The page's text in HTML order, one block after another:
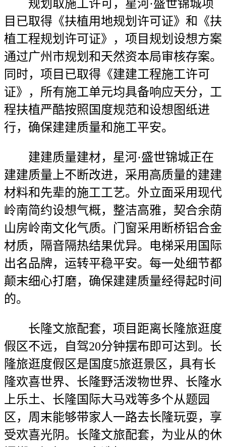
规划取施工许可，星河·盛世锦城项
目已取得《扶植用地规划许可证》和《扶
植工程规划许可证》，项目规划设想方案
通过广州市规划和天然资本局审核存案。
同时，项目已取得《建建工程施工许可
证》，所有施工单元均具备响应天分，工
程扶植严酷按照国度规范和设想图纸进
行，确保建建质量和施工平安。
建建质量建材，星河·盛世锦城正在
建建质量上不断改进，采用高质量的建建
材料和先辈的施工工艺。外立面采用现代
岭南简约设想气概，整洁高雅，契合余荫
山房岭南文化气质。门窗采用断桥铝合金
材质，隔音隔热结果优异。电梯采用国际
出名品牌，运转平稳平安。每一处细节都
颠末细心打磨，确保建建质量经得起时间
的。
长隆文旅配套，项目距离长隆旅逛度
假区不远，自驾20分钟摆布即可达到。长
隆旅逛度假区是国度5旅逛景区，具有长
隆欢喜世界、长隆野活泼物世界、长隆水
上乐土、长隆国际大马戏等多个从题园
区，周末能够带家人一路去长隆玩耍，享
受欢喜光阴。长隆文旅配套，为业从的休